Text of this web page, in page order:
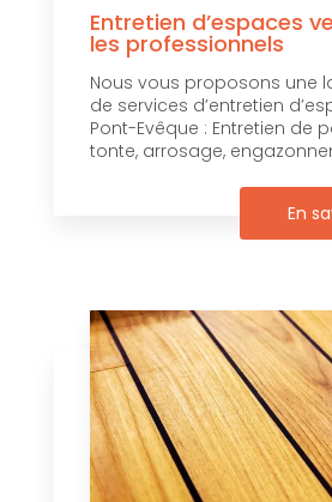
Entretien d’espaces
les professionnels
Nous vous proposons une
de services d’entretien
Pont-Evêque : Entretien de
tonte, arrosage,
En